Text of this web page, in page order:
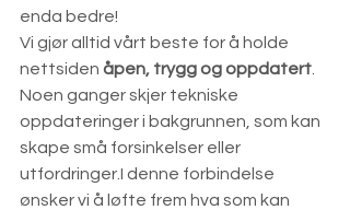
enda bedre!
Vi gjør alltid vårt beste for å holde
nettsiden åpen, trygg og oppdatert
Noen ganger skjer tekniske
oppdateringer i bakgrunnen, som kan
skape små forsinkelser eller
utfordringer.I denne forbindelse
ønsker vi å løfte frem hva som kan